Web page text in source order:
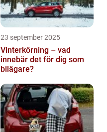
23 september 2025
Vinterkörning – vad
innebär det för dig som
bilägare?